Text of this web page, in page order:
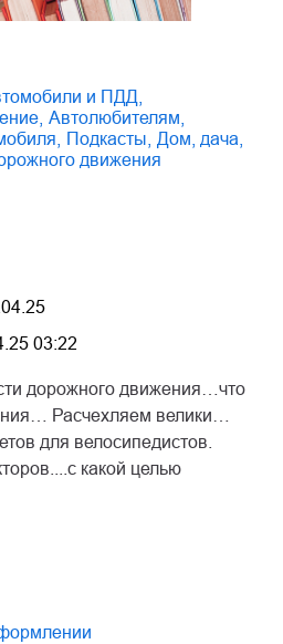
и ПДД
автолюбителям
подкасты дом, дача
движения
03:22
дорожного движения…что
Расчехляем велики…
для велосипедистов.
какой целью